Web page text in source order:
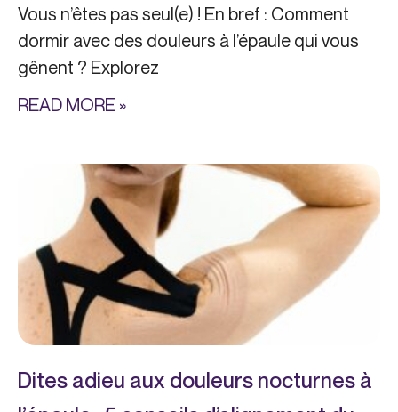
Vous n’êtes pas seul(e) ! En bref : Comment
dormir avec des douleurs à l’épaule qui vous
gênent ? Explorez
READ MORE »
Dites adieu aux douleurs nocturnes à